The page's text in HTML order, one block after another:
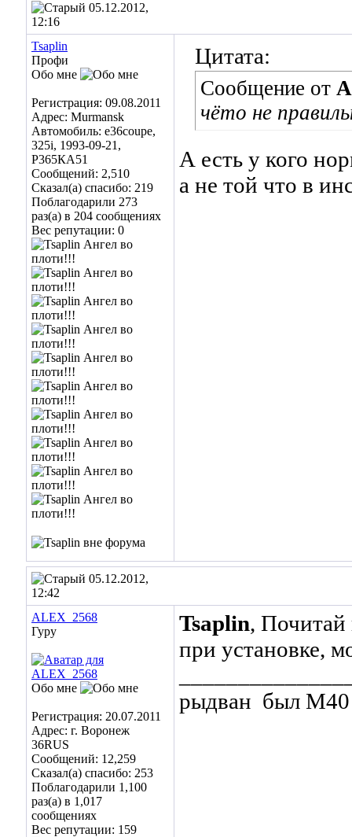
05.12.2012,
12:16
Tsaplin
Профи
Обо мне
Регистрация: 09.08.2011
Адрес: Murmansk
Автомобиль: e36coupe,
325i, 1993-09-21,
Р365КА51
Сообщений: 2,510
Сказал(а) спасибо: 219
Поблагодарили 273
раз(а) в 204 сообщениях
Вес репутации: 0
Цитата:
Сообщение от
чёто не
А есть у кого
а не той что в
05.12.2012,
12:42
ALEX_2568
Гуру
Обо мне
Регистрация: 20.07.2011
Адрес: г. Воронеж
36RUS
Сообщений: 12,259
Сказал(а) спасибо: 253
Поблагодарили 1,100
раз(а) в 1,017
сообщениях
Вес репутации: 159
Tsaplin, Почитай
при установке,
рыдван был М40